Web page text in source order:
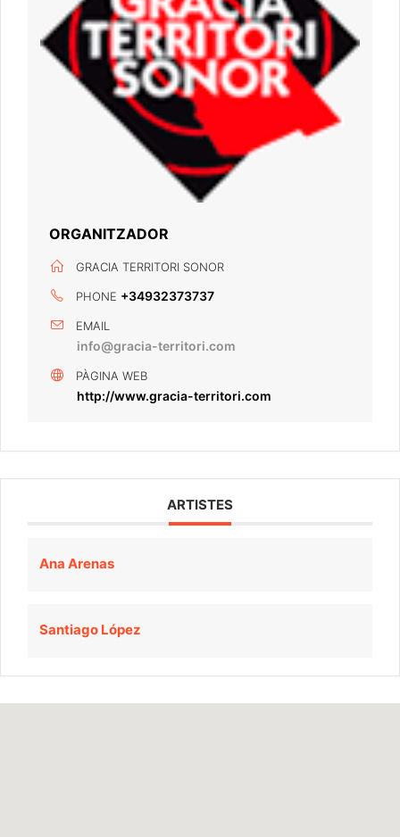
ORGANITZADOR
GRACIA TERRITORI SONOR
PHONE +34932373737
EMAIL
info@gracia-territori.com
PÀGINA WEB
http://www.gracia-territori.com
ARTISTES
Ana Arenas
Santiago López